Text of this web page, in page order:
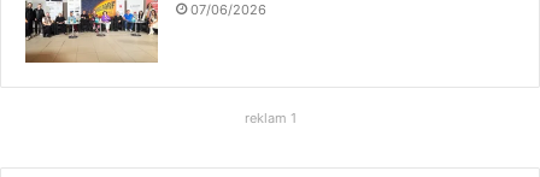
07/06/2026
reklam 1